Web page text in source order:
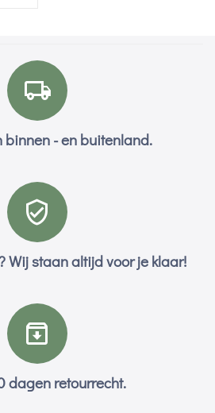
binnen - en buitenland.
Wij staan altijd voor je klaar!
dagen retourrecht.